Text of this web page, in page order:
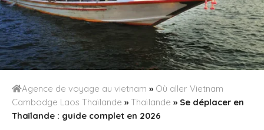
Agence de voyage au vietnam » Où aller Vietnam
Cambodge Laos Thaïlande » Thaïlande » Se déplacer en
Thaïlande : guide complet en 2026